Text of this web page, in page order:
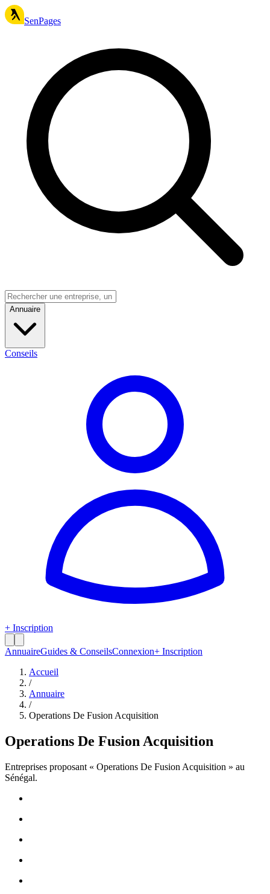
SenPages
Annuaire
Conseils
+ Inscription
AnnuaireGuides & ConseilsConnexion+ Inscription
Accueil
/
Annuaire
/
Operations De Fusion Acquisition
Operations De Fusion Acquisition
Entreprises proposant « Operations De Fusion Acquisition » au
Sénégal.